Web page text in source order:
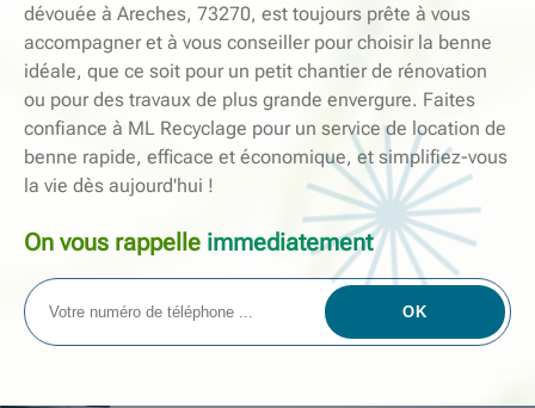
dévouée à Areches, 73270, est toujours prête à vous
accompagner et à vous conseiller pour choisir la benne
idéale, que ce soit pour un petit chantier de rénovation
ou pour des travaux de plus grande envergure. Faites
confiance à ML Recyclage pour un service de location de
benne rapide, efficace et économique, et simplifiez-vous
la vie dès aujourd'hui !
On vous rappelle immediatement